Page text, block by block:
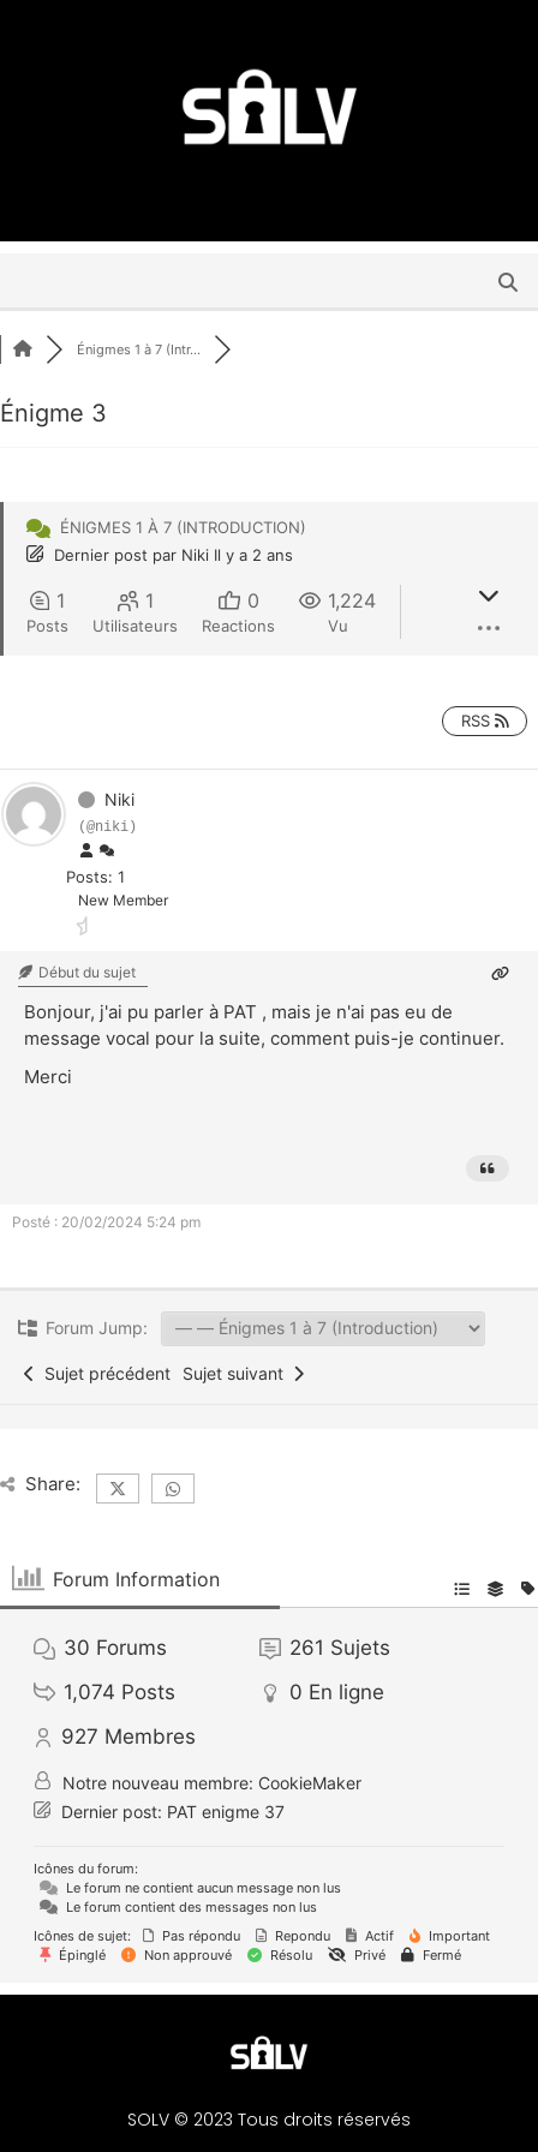
Énigmes 1 à 7 (Intr...
Énigme 3
ÉNIGMES 1 À 7 (INTRODUCTION)
Dernier post par Niki Il y a 2 ans
1
Posts
1
Utilisateurs
0
Reactions
1,224
Vu
RSS
Niki
(@niki)
Posts: 1
New Member
Début du sujet
Bonjour, j'ai pu parler à PAT , mais je n'ai pas eu de
message vocal pour la suite, comment puis-je continuer.
Merci
Posté : 20/02/2024 5:24 pm
Forum Jump:
Sujet précédent Sujet suivant
Share:
Forum Information
30 Forums 261 Sujets
1,074 Posts 0 En ligne
927 Membres
Notre nouveau membre: CookieMaker
Dernier post: PAT enigme 37
Icônes du forum:
Le forum ne contient aucun message non lus
Le forum contient des messages non lus
Icônes de sujet:
Pas répondu Repondu Actif
Important
Épinglé
Non approuvé Résolu Privé Fermé
SOLV © 2023 Tous droits réservés